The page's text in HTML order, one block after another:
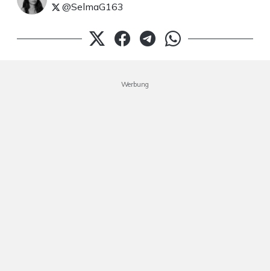
@SelmaG163
Werbung